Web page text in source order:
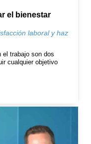
el bienestar
laboral y haz
el trabajo son dos
cualquier objetivo